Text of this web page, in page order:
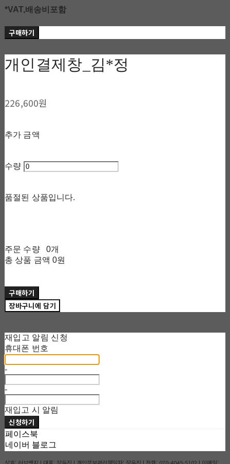
*VAT,배송비포함
구매하기
개인결제창_김*정
226,600원
추가 금액
수량
품절된 상품입니다.
주문 수량
0개
총 상품 금액 0원
구매하기
장바구니에 담기
재입고 알림 신청
휴대폰 번호
-
-
재입고 시 알림
신청하기
페이스북
네이버 블로그